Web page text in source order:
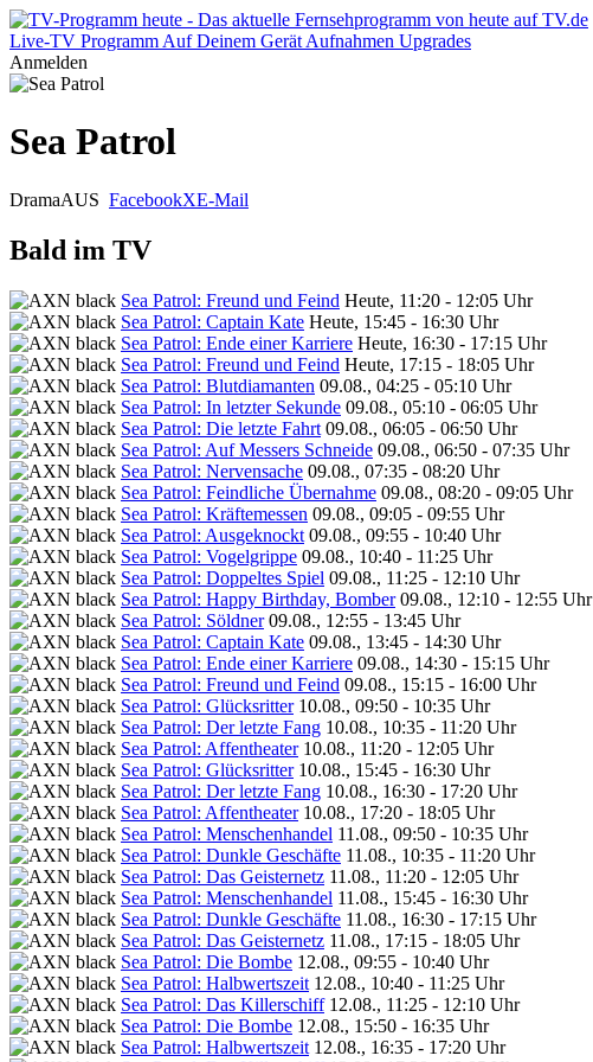
Live-TV Programm Auf Deinem Gerät Aufnahmen Upgrades
Anmelden
Sea Patrol
DramaAUS FacebookXE-Mail
Bald im TV
Sea Patrol: Freund und Feind Heute, 11:20 - 12:05 Uhr
Sea Patrol: Captain Kate Heute, 15:45 - 16:30 Uhr
Sea Patrol: Ende einer Karriere Heute, 16:30 - 17:15 Uhr
Sea Patrol: Freund und Feind Heute, 17:15 - 18:05 Uhr
Sea Patrol: Blutdiamanten 09.08., 04:25 - 05:10 Uhr
Sea Patrol: In letzter Sekunde 09.08., 05:10 - 06:05 Uhr
Sea Patrol: Die letzte Fahrt 09.08., 06:05 - 06:50 Uhr
Sea Patrol: Auf Messers Schneide 09.08., 06:50 - 07:35 Uhr
Sea Patrol: Nervensache 09.08., 07:35 - 08:20 Uhr
Sea Patrol: Feindliche Übernahme 09.08., 08:20 - 09:05 Uhr
Sea Patrol: Kräftemessen 09.08., 09:05 - 09:55 Uhr
Sea Patrol: Ausgeknockt 09.08., 09:55 - 10:40 Uhr
Sea Patrol: Vogelgrippe 09.08., 10:40 - 11:25 Uhr
Sea Patrol: Doppeltes Spiel 09.08., 11:25 - 12:10 Uhr
Sea Patrol: Happy Birthday, Bomber 09.08., 12:10 - 12:55 Uhr
Sea Patrol: Söldner 09.08., 12:55 - 13:45 Uhr
Sea Patrol: Captain Kate 09.08., 13:45 - 14:30 Uhr
Sea Patrol: Ende einer Karriere 09.08., 14:30 - 15:15 Uhr
Sea Patrol: Freund und Feind 09.08., 15:15 - 16:00 Uhr
Sea Patrol: Glücksritter 10.08., 09:50 - 10:35 Uhr
Sea Patrol: Der letzte Fang 10.08., 10:35 - 11:20 Uhr
Sea Patrol: Affentheater 10.08., 11:20 - 12:05 Uhr
Sea Patrol: Glücksritter 10.08., 15:45 - 16:30 Uhr
Sea Patrol: Der letzte Fang 10.08., 16:30 - 17:20 Uhr
Sea Patrol: Affentheater 10.08., 17:20 - 18:05 Uhr
Sea Patrol: Menschenhandel 11.08., 09:50 - 10:35 Uhr
Sea Patrol: Dunkle Geschäfte 11.08., 10:35 - 11:20 Uhr
Sea Patrol: Das Geisternetz 11.08., 11:20 - 12:05 Uhr
Sea Patrol: Menschenhandel 11.08., 15:45 - 16:30 Uhr
Sea Patrol: Dunkle Geschäfte 11.08., 16:30 - 17:15 Uhr
Sea Patrol: Das Geisternetz 11.08., 17:15 - 18:05 Uhr
Sea Patrol: Die Bombe 12.08., 09:55 - 10:40 Uhr
Sea Patrol: Halbwertszeit 12.08., 10:40 - 11:25 Uhr
Sea Patrol: Das Killerschiff 12.08., 11:25 - 12:10 Uhr
Sea Patrol: Die Bombe 12.08., 15:50 - 16:35 Uhr
Sea Patrol: Halbwertszeit 12.08., 16:35 - 17:20 Uhr